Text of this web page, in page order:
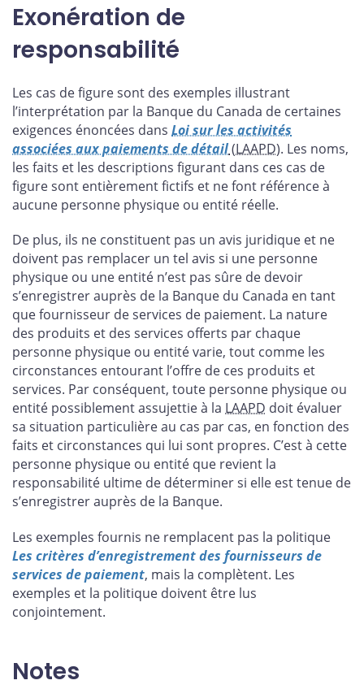
Exonération de
responsabilité
Les cas de figure sont des exemples illustrant
l’interprétation par la Banque du Canada de certaines
exigences énoncées dans Loi sur les activités
associées aux paiements de détail(LAAPD). Les noms,
les faits et les descriptions figurant dans ces cas de
figure sont entièrement fictifs et ne font référence à
aucune personne physique ou entité réelle.
De plus, ils ne constituent pas un avis juridique et ne
doivent pas remplacer un tel avis si une personne
physique ou une entité n’est pas sûre de devoir
s’enregistrer auprès de la Banque du Canada en tant
que fournisseur de services de paiement. La nature
des produits et des services offerts par chaque
personne physique ou entité varie, tout comme les
circonstances entourant l’offre de ces produits et
services. Par conséquent, toute personne physique ou
entité possiblement assujettie à la LAAPD doit évaluer
sa situation particulière au cas par cas, en fonction des
faits et circonstances qui lui sont propres. C’est à cette
personne physique ou entité que revient la
responsabilité ultime de déterminer si elle est tenue de
s’enregistrer auprès de la Banque.
Les exemples fournis ne remplacent pas la politique
Les critères d’enregistrement des fournisseurs de
services de paiement, mais la complètent. Les
exemples et la politique doivent être lus
conjointement.
Notes